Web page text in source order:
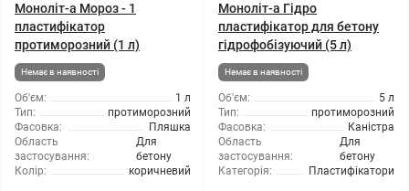
Моноліт-а Мороз - 1
пластифікатор
протиморозний (1 л)
Немає в наявності
Об'єм:
1 л
Тип:
протиморозний
Фасовка:
Пляшка
Область
застосування:
Для
бетону
Колір:
коричневий
Моноліт-а Гідро
пластифікатор для бетону
гідрофобізуючий (5 л)
Немає в наявності
Об'єм:
5 л
Тип:
протиморозний
Фасовка:
Каністра
Область
застосування:
Для
бетону
Категорія:
Пластифікатори